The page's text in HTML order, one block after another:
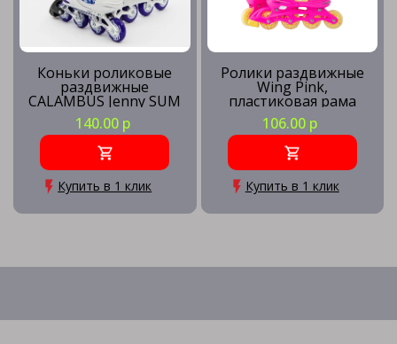
Коньки роликовые
раздвижные
CALAMBUS Jenny SUM
белый/фиолетовый
р.38-41
140.00 р
Купить в 1 клик
Ролики раздвижные
Wing Pink,
пластиковая рама
106.00 р
Купить в 1 клик